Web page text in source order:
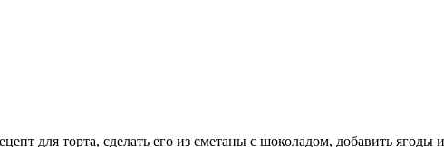
для торта, сделать его из сметаны с шоколадом, добавить ягоды